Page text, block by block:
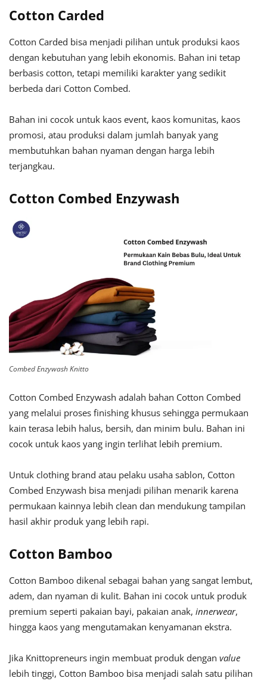
Cotton Carded
Cotton Carded bisa menjadi pilihan untuk produksi kaos
dengan kebutuhan yang lebih ekonomis. Bahan ini tetap
berbasis cotton, tetapi memiliki karakter yang sedikit
berbeda dari Cotton Combed.
Bahan ini cocok untuk kaos event, kaos komunitas, kaos
promosi, atau produksi dalam jumlah banyak yang
membutuhkan bahan nyaman dengan harga lebih
terjangkau.
Cotton Combed Enzywash
Combed Enzywash Knitto
Cotton Combed Enzywash adalah bahan Cotton Combed
yang melalui proses finishing khusus sehingga permukaan
kain terasa lebih halus, bersih, dan minim bulu. Bahan ini
cocok untuk kaos yang ingin terlihat lebih premium.
Untuk clothing brand atau pelaku usaha sablon, Cotton
Combed Enzywash bisa menjadi pilihan menarik karena
permukaan kainnya lebih clean dan mendukung tampilan
hasil akhir produk yang lebih rapi.
Cotton Bamboo
Cotton Bamboo dikenal sebagai bahan yang sangat lembut,
adem, dan nyaman di kulit. Bahan ini cocok untuk produk
premium seperti pakaian bayi, pakaian anak, innerwear,
hingga kaos yang mengutamakan kenyamanan ekstra.
Jika Knittopreneurs ingin membuat produk dengan value
lebih tinggi, Cotton Bamboo bisa menjadi salah satu pilihan